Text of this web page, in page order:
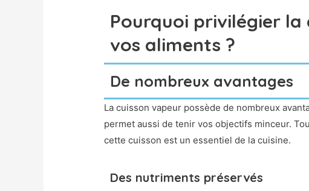
Pourquoi privilégier
vos aliments ?
De nombreux avantages
La cuisson vapeur possède de nombreux
permet aussi de tenir vos objectifs minceur.
cette cuisson est un essentiel de la cuisine.
Des nutriments préservés